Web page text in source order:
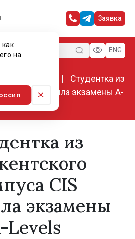
на
×
Заявка
ENG
Студентка из
CIS покорила экзамены A-
из
CIS
экзамены
Levels